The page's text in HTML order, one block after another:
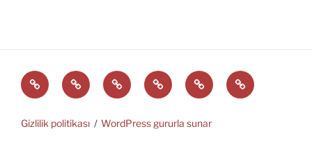
Türkçe English Svenskaالعربية
中
文
EĞİTİM
ARAÇLARI
Gizlilik politikası WordPress gururla sunar